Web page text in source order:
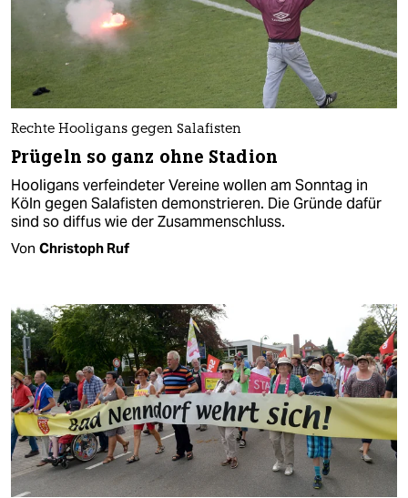
Rechte Hooligans gegen Salafisten
Prügeln so ganz ohne Stadion
Hooligans verfeindeter Vereine wollen am Sonntag in
Köln gegen Salafisten demonstrieren. Die Gründe dafür
sind so diffus wie der Zusammenschluss.
Von Christoph Ruf